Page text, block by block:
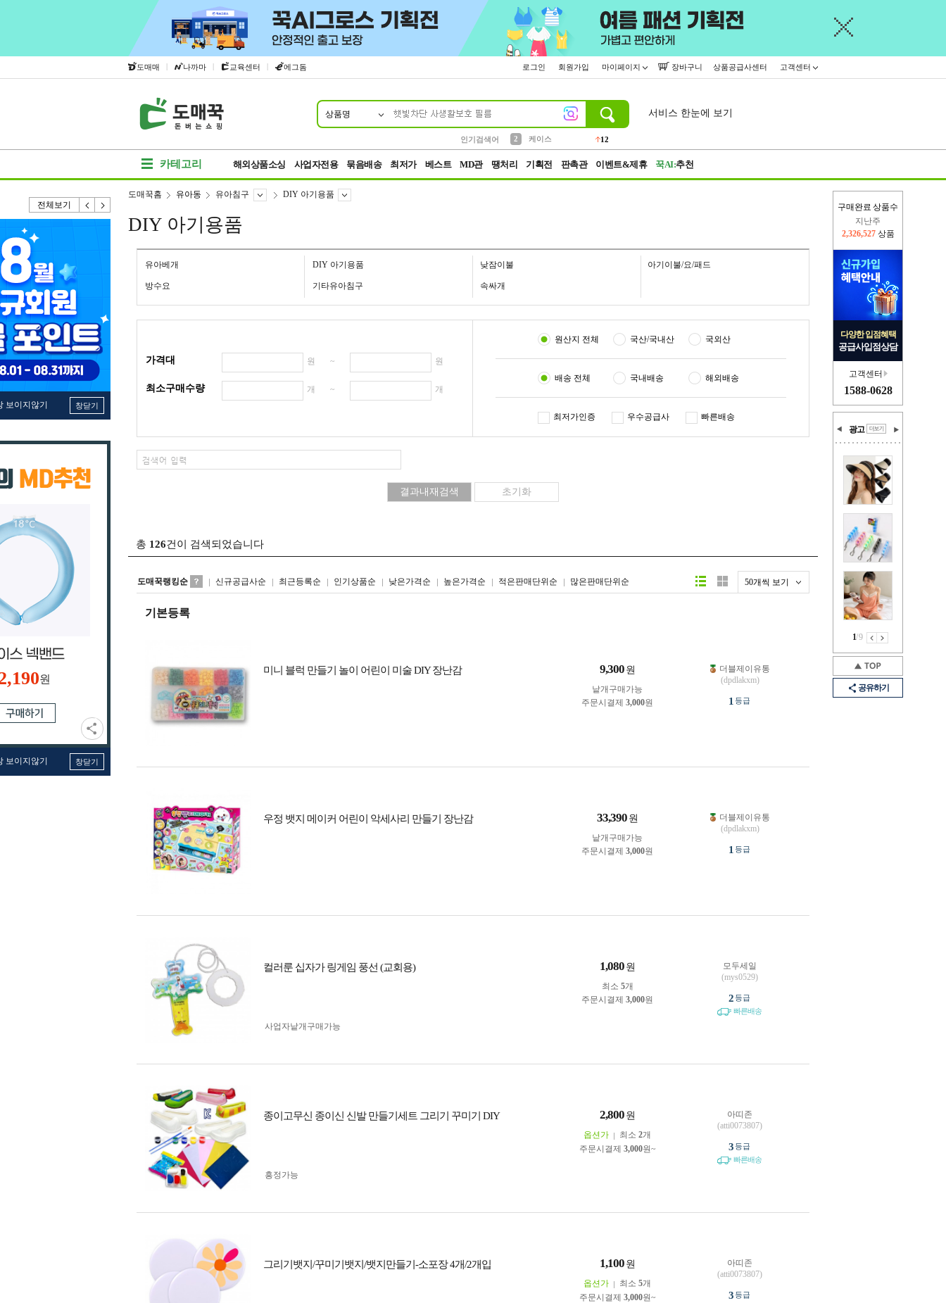
도매매 | 나까마 | 교육센터 | 에그돔 로그인 회원가입 마이페이지 장바구니 상품공급사센터 고객센터
상품명
인기검색어
2
케이스
12
서비스 한눈에 보기
카테고리 해외상품소싱 사업자전용 묶음배송 최저가 베스트 MD관 땡처리 기획전 판촉관 이벤트&제휴 꾹AI:추천
전체보기
보이지않기 창닫기
원
보이지않기 창닫기
구매완료 상품수
지난주
2,326,527상품
이번주
2,285,565 상품
다양한 입점혜택
공급사입점상담
고객센터
1588-0628
광고
1/9
공유하기
도매꾹홈 유아동 유아침구 DIY 아기용품
DIY 아기용품
유아베개 DIY 아기용품 낮잠이불 아기이불/요/패드
방수요 기타유아침구 속싸개
가격대 원 ~ 원
최소구매수량 개 ~ 개
원산지 전체 국산/국내산 국외산
배송 전체 국내배송 해외배송
최저가인증 우수공급사 빠른배송
총 126건이 검색되었습니다
도매꾹랭킹순 신규공급사순 최근등록순 인기상품순 낮은가격순 높은가격순 적은판매단위순 많은판매단위순 50개씩 보기
리스트형갤러리형
기본등록
미니 블럭 만들기 놀이 어린이 미술 DIY 장난감 9,300 원
낱개구매가능
주문시결제 3,000원
더블제이유통
(dpdlakxm)
1 등급
우정 뱃지 메이커 어린이 악세사리 만들기 장난감 33,390 원
낱개구매가능
주문시결제 3,000원
더블제이유통
(dpdlakxm)
1 등급
컬러룬 십자가 링게임 풍선 (교회용) 1,080 원
최소 5개
주문시결제 3,000원
사업자 낱개구매가능
모두세일
(mys0529)
2등급
빠른배송
종이고무신 종이신 신발 만들기세트 그리기 꾸미기 DIY 2,800 원
옵션가 최소 2개
주문시결제 3,000원~
흥정가능
아띠존
(atti0073807)
3등급
빠른배송
그리기뱃지/꾸미기뱃지/뱃지만들기-소포장 4개/2개입 1,100 원
옵션가 최소 5개
주문시결제 3,000원~
아띠존
(atti0073807)
3등급